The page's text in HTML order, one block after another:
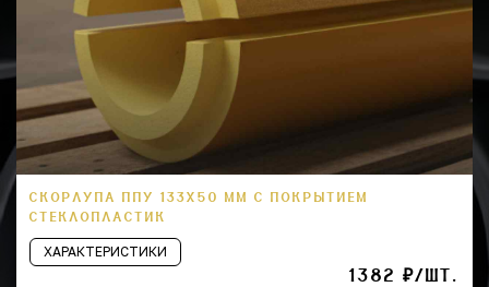
СКОРЛУПА ППУ 133Х50 ММ С ПОКРЫТИЕМ
СТЕКЛОПЛАСТИК
ХАРАКТЕРИСТИКИ
1382 ₽/ШТ.